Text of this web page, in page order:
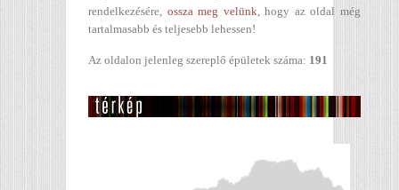
rendelkezésére, ossza meg velünk , hogy az oldal még
tartalmasabb és teljesebb lehessen!
Az oldalon jelenleg szereplő épületek száma: 191